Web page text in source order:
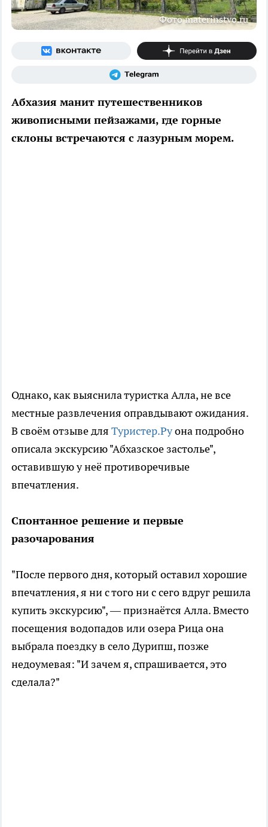
Фото materinstvo.ru
Абхазия манит путешественников
живописными пейзажами, где горные
склоны встречаются с лазурным морем.
Однако, как выяснила туристка Алла, не все
местные развлечения оправдывают ожидания.
В своём отзыве для Туристер.Руона подробно
описала экскурсию "Абхазское застолье",
оставившую у неё противоречивые
впечатления.
Спонтанное решение и первые
разочарования
"После первого дня, который оставил хорошие
впечатления, я ни с того ни с сего вдруг решила
купить экскурсию", — признаётся Алла. Вместо
посещения водопадов или озера Рица она
выбрала поездку в село Дурипш, позже
недоумевая: "И зачем я, спрашивается, это
сделала?"